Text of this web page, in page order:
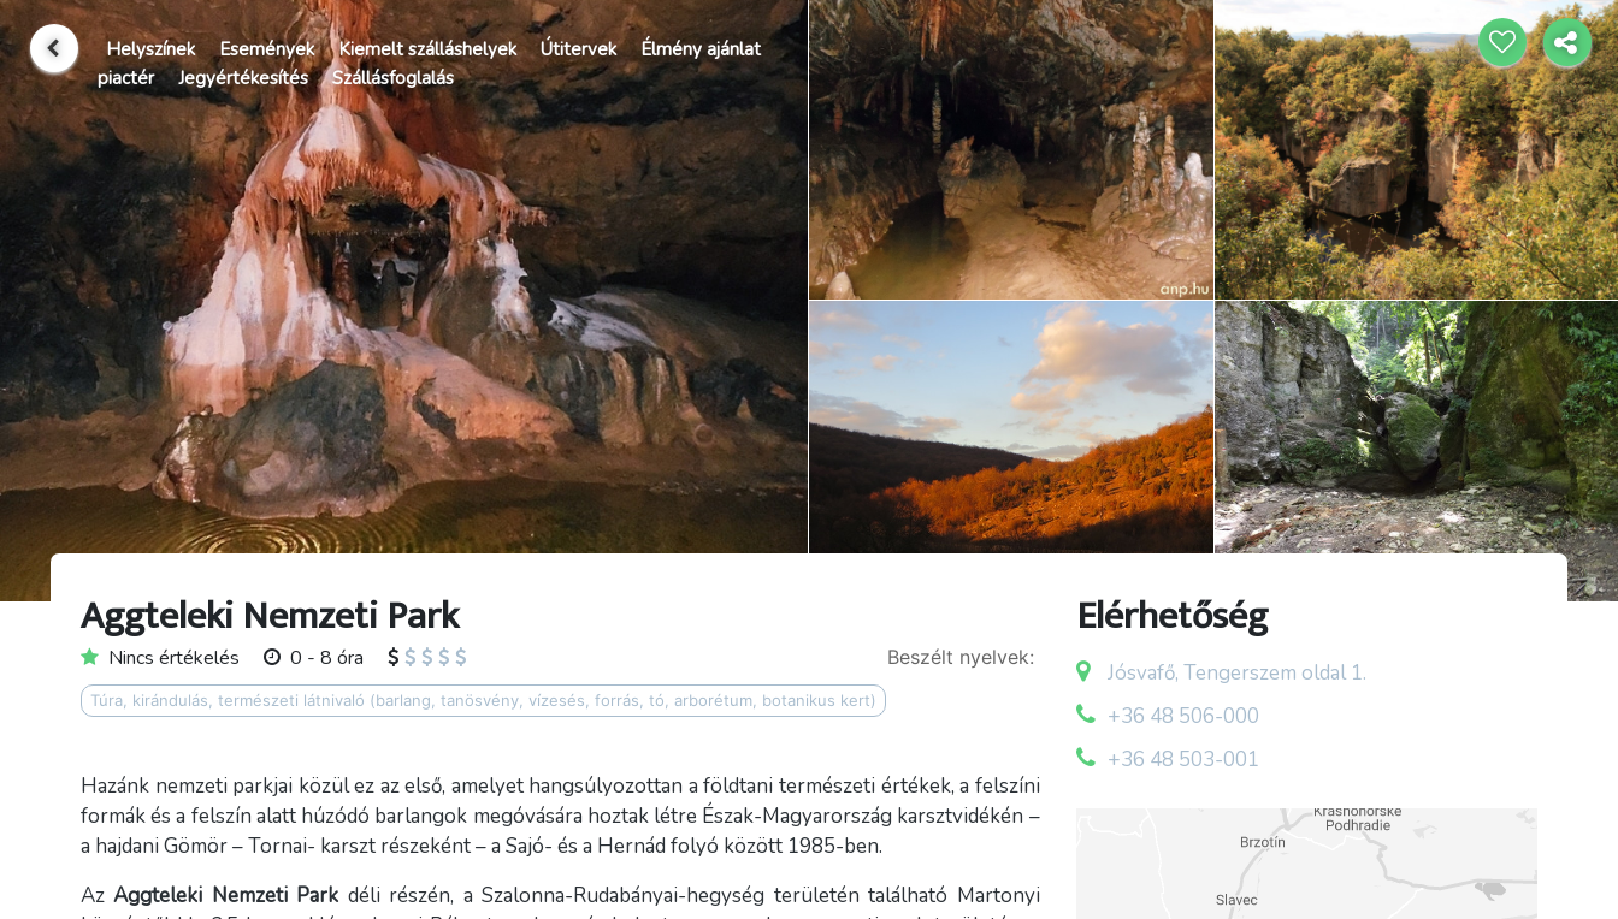
Helyszínek Események Kiemelt szálláshelyek Útitervek
Élmény ajánlat
piactér
Jegyértékesítés Szállásfoglalás
Aggteleki Nemzeti Park
Nincs értékelés 0 - 8 óra Beszélt nyelvek:
Túra, kirándulás, természeti látnivaló (barlang, tanösvény, vízesés, forrás, tó, arborétum, botanikus kert)
Hazánk nemzeti parkjai közül ez az első, amelyet hangsúlyozottan a földtani természeti értékek, a felszíni
formák és a felszín alatt húzódó barlangok megóvására hoztak létre Észak-Magyarország karsztvidékén –
a hajdani Gömör – Tornai- karszt részeként – a Sajó- és a Hernád folyó között 1985-ben.
AzAggteleki Nemzeti Park déli részén, a Szalonna-Rudabányai-hegység területén található Martonyi
Elérhetőség
Jósvafő, Tengerszem oldal 1.
+36 48 506-000
+36 48 503-001